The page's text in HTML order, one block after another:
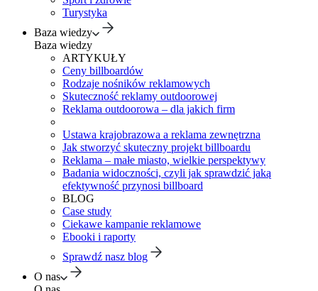
Turystyka
Baza wiedzy
Baza wiedzy
ARTYKUŁY
Ceny billboardów
Rodzaje nośników reklamowych
Skuteczność reklamy outdoorowej
Reklama outdoorowa – dla jakich firm
Ustawa krajobrazowa a reklama zewnętrzna
Jak stworzyć skuteczny projekt billboardu
Reklama – małe miasto, wielkie perspektywy
Badania widoczności, czyli jak sprawdzić jaką
efektywność przynosi billboard
BLOG
Case study
Ciekawe kampanie reklamowe
Ebooki i raporty
Sprawdź nasz blog
O nas